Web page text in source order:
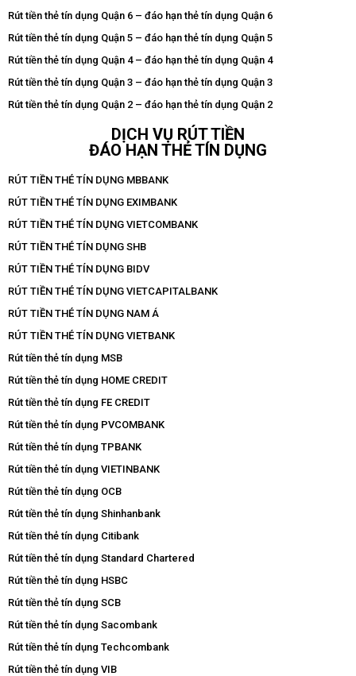
Rút tiền thẻ tín dụng Quận 6 – đáo hạn thẻ tín dụng Quận 6
Rút tiền thẻ tín dụng Quận 5 – đáo hạn thẻ tín dụng Quận 5
Rút tiền thẻ tín dụng Quận 4 – đáo hạn thẻ tín dụng Quận 4
Rút tiền thẻ tín dụng Quận 3 – đáo hạn thẻ tín dụng Quận 3
Rút tiền thẻ tín dụng Quận 2 – đáo hạn thẻ tín dụng Quận 2
DỊCH VỤ RÚT TIỀN
ĐÁO HẠN THẺ TÍN DỤNG
RÚT TIỀN THẺ TÍN DỤNG MBBANK
RÚT TIỀN THẺ TÍN DỤNG EXIMBANK
RÚT TIỀN THẺ TÍN DỤNG VIETCOMBANK
RÚT TIỀN THẺ TÍN DỤNG SHB
RÚT TIỀN THẺ TÍN DỤNG BIDV
RÚT TIỀN THẺ TÍN DỤNG VIETCAPITALBANK
RÚT TIỀN THẺ TÍN DỤNG NAM Á
RÚT TIỀN THẺ TÍN DỤNG VIETBANK
Rút tiền thẻ tín dụng MSB
Rút tiền thẻ tín dụng HOME CREDIT
Rút tiền thẻ tín dụng FE CREDIT
Rút tiền thẻ tín dụng PVCOMBANK
Rút tiền thẻ tín dụng TPBANK
Rút tiền thẻ tín dụng VIETINBANK
Rút tiền thẻ tín dụng OCB
Rút tiền thẻ tín dụng Shinhanbank
Rút tiền thẻ tín dụng Citibank
Rút tiền thẻ tín dụng Standard Chartered
Rút tiền thẻ tín dụng HSBC
Rút tiền thẻ tín dụng SCB
Rút tiền thẻ tín dụng Sacombank
Rút tiền thẻ tín dụng Techcombank
Rút tiền thẻ tín dụng VIB